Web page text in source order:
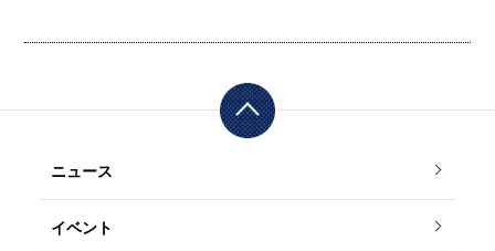
ニュース
イベント